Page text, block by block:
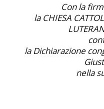
Con la
la CHIESA
la Dichiarazione
nella